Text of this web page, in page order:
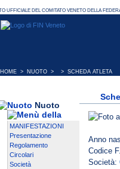
HOME > NUOTO > > SCHEDA ATLETA
Nuoto
MANIFESTAZIONI
Presentazione
Regolamento
Circolari
Società
Anno
Codice
Società: